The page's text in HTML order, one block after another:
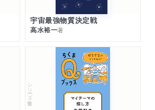
宇宙最強物質決定戦
高水裕一著
シリーズ・全集